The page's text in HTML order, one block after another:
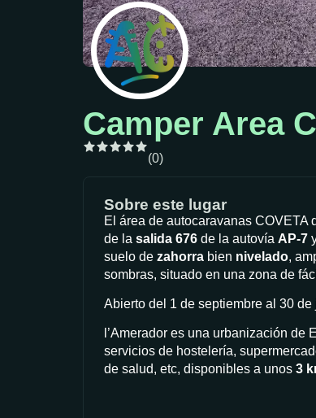
Camper Area
(0)
Sobre este lugar
El área de autocaravanas COVETA
de la salida 676 de la autovía AP-7
suelo de zahorra bien nivelado,
sombras, situado en una zona de
Abierto del 1 de septiembre al 30
l’Amerador es una urbanización de
servicios de hostelería,
de salud, etc, disponibles a unos 3